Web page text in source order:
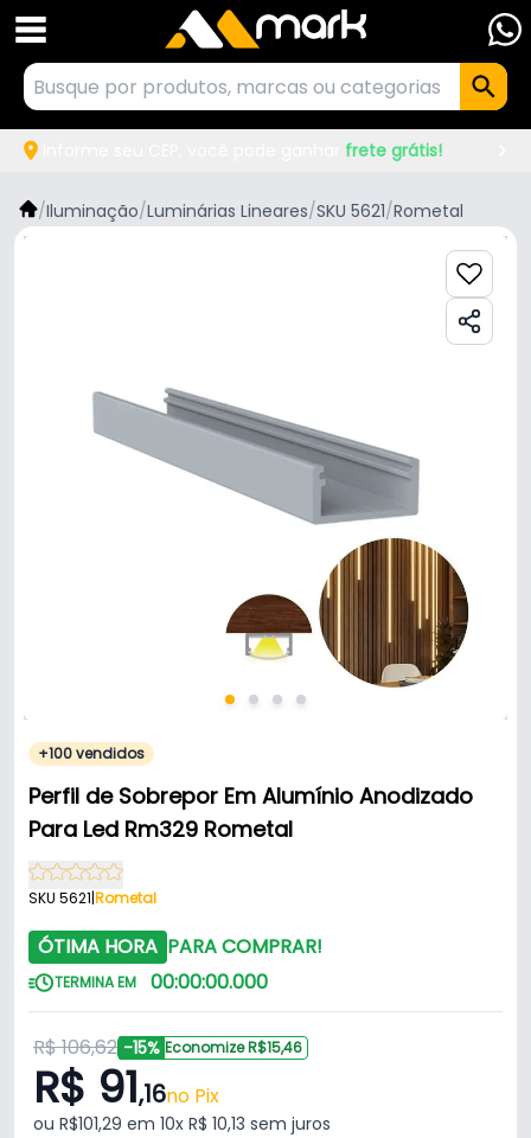
frete grátis!
/Iluminação/Luminárias Lineares/SKU 5621/Rometal
+100 vendidos
Perfil de Sobrepor Em Alumínio Anodizado
Para Led Rm329 Rometal
SKU 5621|Rometal
ÓTIMA HORA PARA COMPRAR!
TERMINA EM 00:00:00.000
R$ 106,62 -15% Economize R$15,46
R$ 91,16no Pix
ou R$101,29 em 10x R$ 10,13 sem juros